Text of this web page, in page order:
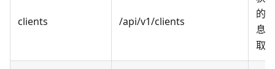
clients /api/v1/clients
的
息
取